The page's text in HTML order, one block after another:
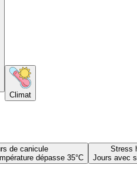
Climat
de canicule
dépasse 35°C
Stress
Jours avec